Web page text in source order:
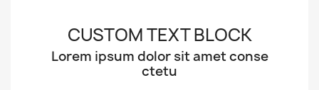
CUSTOM TEXT BLOCK
Lorem ipsum dolor sit amet conse
ctetu